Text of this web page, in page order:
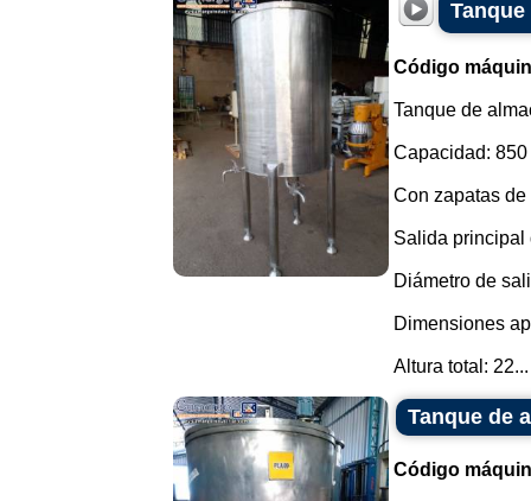
Código
Tanque de
Capacidad: 850
Con zapatas
Salida principal
Diámetro de
Dimensiones
Altura total: 22...
Tanque de
Código